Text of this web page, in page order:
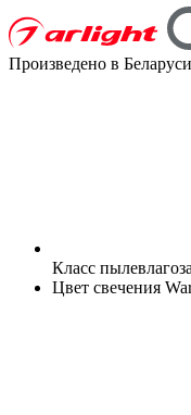
Произведено в Беларуси
Класс
Цвет свечения